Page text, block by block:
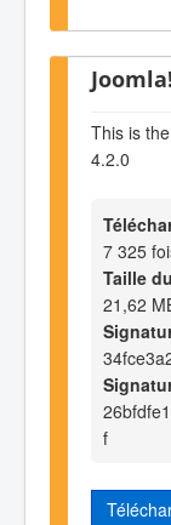
This is
4.2.0
7 325
Taille
21,62
f